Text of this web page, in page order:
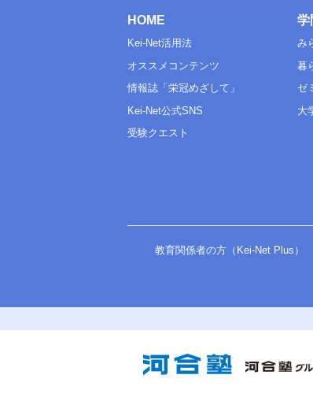
HOME
Kei-Net活用法
オススメコンテンツ
情報誌「栄冠めざして」
Kei-Net公式SNS
受験クエスト
学
み
暮
ゼ
大
教育関係者の方（Kei-Net Plus）